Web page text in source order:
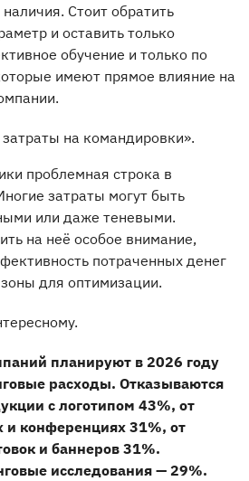
Стоит обратить
и оставить только
обучение и только по
имеют прямое влияние на
на командировки».
проблемная строка в
затраты могут быть
или даже теневыми.
на неё особое внимание,
потраченных денег
для оптимизации.
планируют в 2026 году
расходы. Отказываются
с логотипом 43%, от
и конференциях 31%, от
и баннеров 31%.
исследования — 29%.